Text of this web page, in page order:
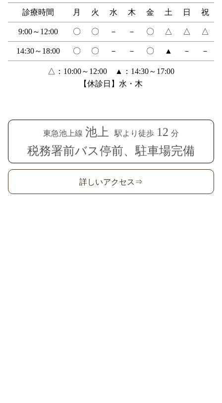
診療時間 月 火 水 木 金 土 日 祝
9:00～12:00 〇 〇 － － 〇 △ △ △
14:30～18:00 〇 〇 － － 〇 ▲ － －
△：10:00～12:00 ▲：14:30～17:00
【休診日】水・木
東急池上線 池上 駅より徒歩 12 分
税務署前バス停前、駐車場完備
詳しいアクセス⇒